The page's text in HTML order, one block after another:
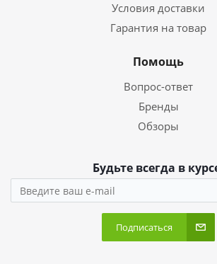
Условия доставки
Гарантия на товар
Помощь
Вопрос-ответ
Бренды
Обзоры
Будьте всегда в
Подписаться